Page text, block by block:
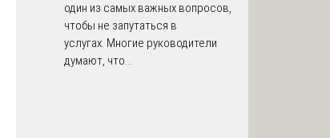
один из самых важных вопросов,
чтобы не запутаться в
услугах. Многие руководители
думают, что...